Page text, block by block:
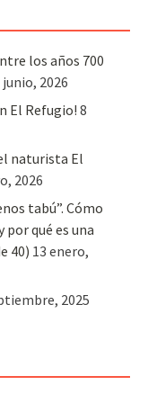
los años 700
junio, 2026
El Refugio! 8
naturista El
2026
tabú”. Cómo
qué es una
40) 13 enero,
2025